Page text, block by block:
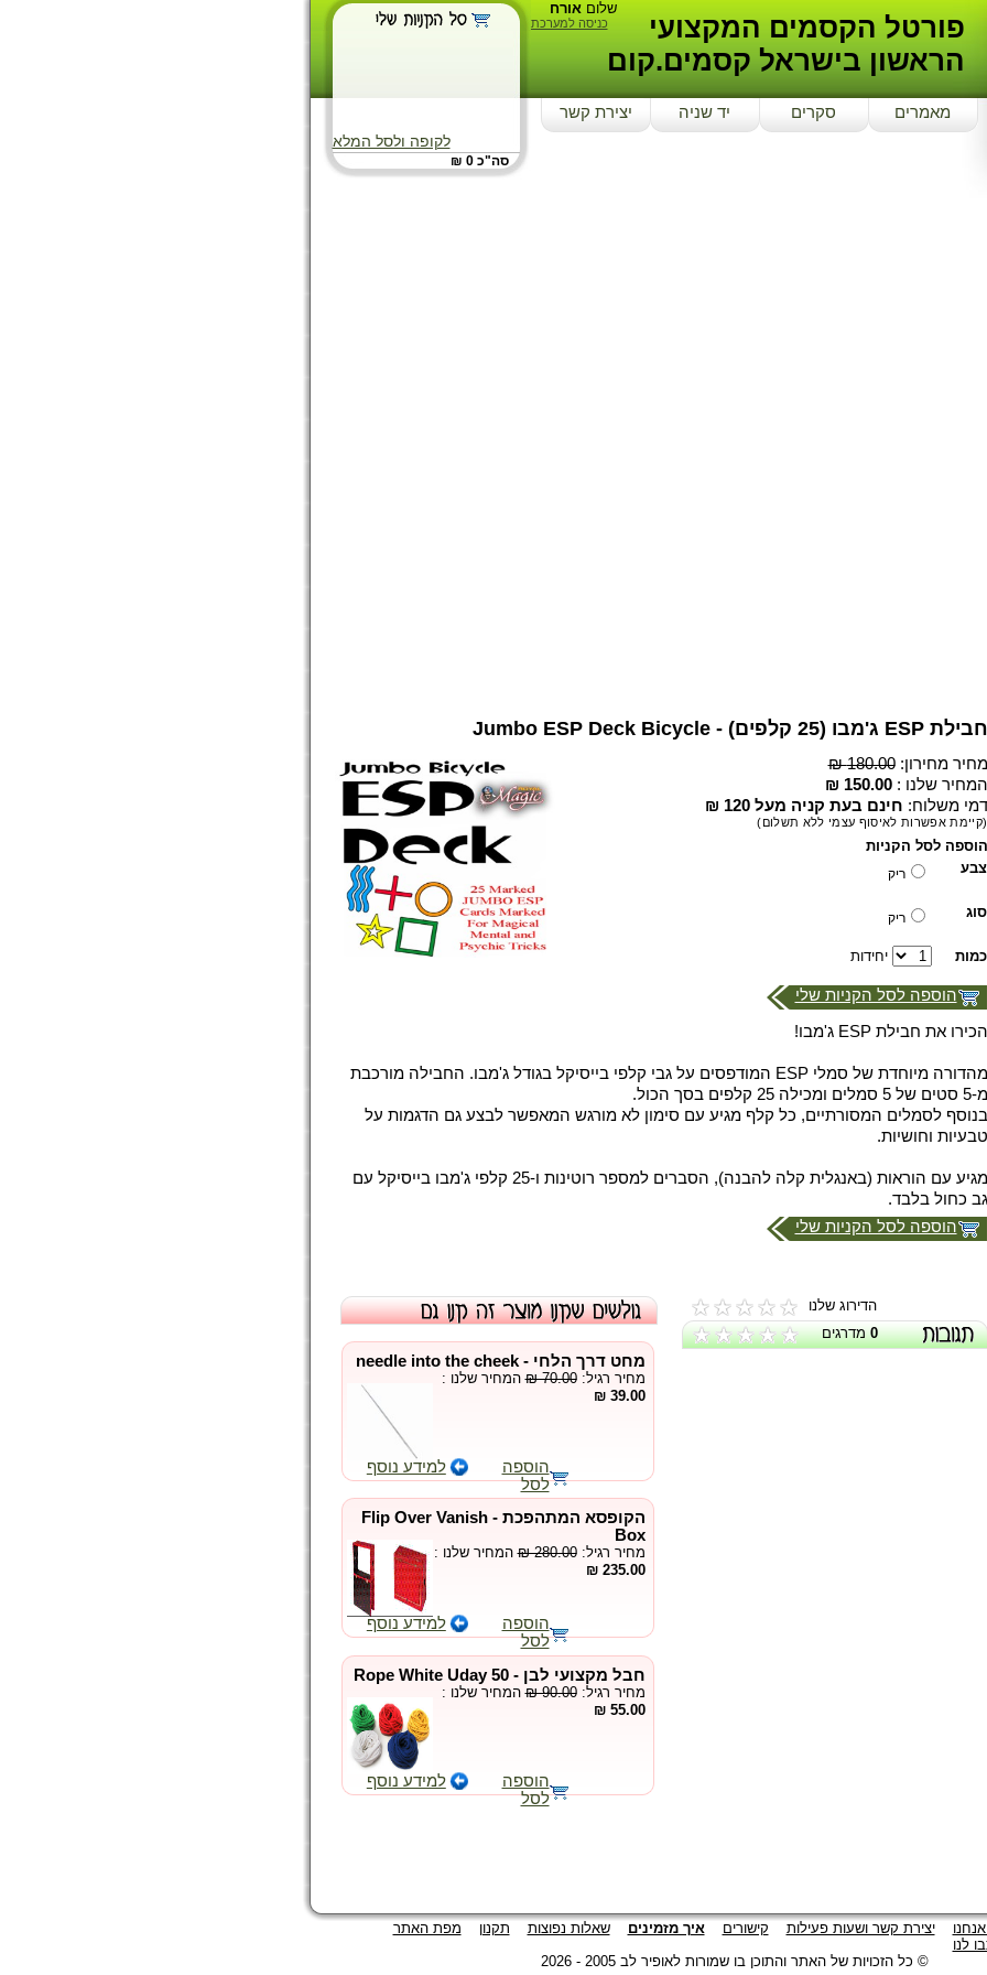
לקופה ולסל המלא
סה"כ 0 ₪
שלוםאורח
כניסה למערכת
פורטל הקסמים המקצועי
הראשון בישראל קסמים.קום
מאמרים סקרים יד שניה יצירת קשר
חבילת ESP ג'מבו (25 קלפים) - Jumbo ESP Deck Bicycle
מחיר מחירון:180.00 ₪
המחיר שלנו :150.00 ₪
דמי משלוח: חינם בעת קניה מעל 120 ₪
(קיימת אפשרות לאיסוף עצמי ללא תשלום)
הוספה לסל הקניות
צבע
ריק
סוג ריק
כמות יחידות
הוספה לסל הקניות שלי
הכירו את חבילת ESP ג'מבו!
מהדורה מיוחדת של סמלי ESP המודפסים על גבי קלפי בייסיקל בגודל ג'מבו. החבילה מורכבת
מ-5 סטים של 5 סמלים ומכילה 25 קלפים בסך הכול.
בנוסף לסמלים המסורתיים, כל קלף מגיע עם סימון לא מורגש המאפשר לבצע גם הדגמות על
טבעיות וחושיות.
מגיע עם הוראות (באנגלית קלה להבנה), הסברים למספר רוטינות ו-25 קלפי ג'מבו בייסיקל עם
גב כחול בלבד.
הוספה לסל הקניות שלי
הדירוג שלנו
0מדרגים
מחט דרך הלחי - needle into the cheek
מחיר רגיל:₪ 70.00המחיר שלנו :
39.00 ₪
הוספה
לסל
למידע נוסף
הקופסא המתהפכת - Flip Over Vanish
Box
מחיר רגיל:₪ 280.00המחיר שלנו :
235.00 ₪
הוספה
לסל
למידע נוסף
חבל מקצועי לבן - 50 Rope White Uday
מחיר רגיל:₪ 90.00המחיר שלנו :
55.00 ₪
הוספה
לסל
למידע נוסף
יצירת קשר ושעות פעילות קישורים איך מזמינים שאלות נפוצות תקנון
מפת האתר
לנו
© כל הזכויות של האתר והתוכן בו שמורות לאופיר לב 2005 - 2026